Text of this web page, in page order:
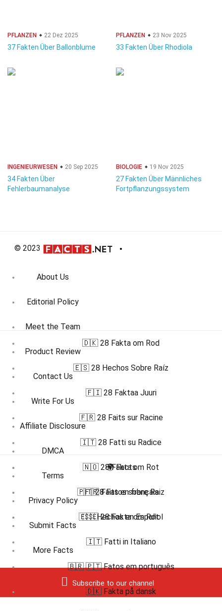
PFLANZEN 22 Dez 2025
37 Fakten Über Ballonblume
PFLANZEN 23 Nov 2025
33 Fakten Über Rhodiola
INGENIEURWESEN 20 Sep 2025
34 Fakten Über
Fehlerbaumanalyse
BIOLOGIE 19 Nov 2025
27 Fakten Über Männliches
Fortpflanzungssystem
© 2023
About Us
Editorial Policy
Meet the Team
Product Review
Contact Us
Write For Us
Affiliate Disclosure
DMCA
Terms
Privacy Policy
Submit Facts
More Facts
Subscribe to our channel
🇩🇰 28 Fakta om Rod
🇪🇸 28 Hechos Sobre Raíz
🇫🇮 28 Faktaa Juuri
🇫🇷 28 Faits sur Racine
🇮🇹 28 Fatti su Radice
🇳🇴 28 Fakta om Rot
🇵🇹 28 Fatos sobre Raiz
🇸🇪 28 Fakta om Rot
🌍 Facts
🇫🇷 Faits en français
🇪🇸 Hechos en Español
🇮🇹 Fatti in Italiano
🇧🇷 🇵🇹 Fatos em português
🇩🇰 Fakta på dansk